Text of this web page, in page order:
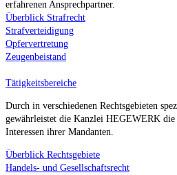
erfahrenen Ansprechpartner.
Überblick Strafrecht
Strafverteidigung
Opfervertretung
Zeugenbeistand
Tätigkeitsbereiche
Durch in verschiedenen Rechtsgebieten
gewährleistet die Kanzlei HEGEWERK
Interessen ihrer Mandanten.
Überblick Rechtsgebiete
Handels- und Gesellschaftsrecht